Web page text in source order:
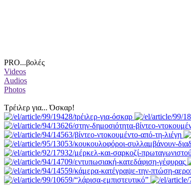
PRO...βολές
Videos
Audios
Photos
Tρέιλερ για... Όσκαρ!